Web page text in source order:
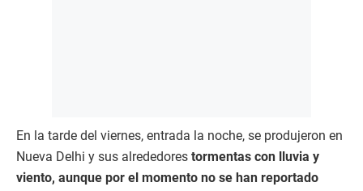
En la tarde del viernes, entrada la noche, se produjeron en
Nueva Delhi y sus alrededores tormentas con lluvia y
viento, aunque por el momento no se han reportado